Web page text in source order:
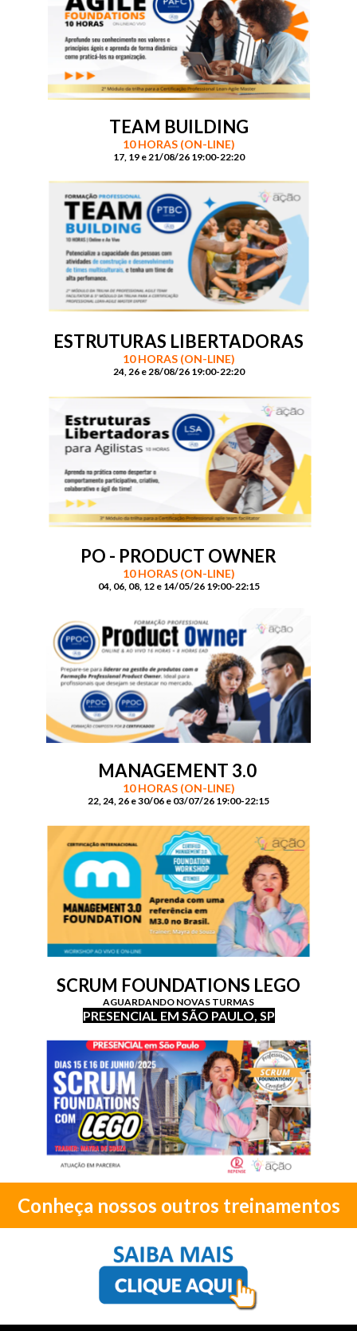
TEAM BUILDING
10 HORAS (ON-LINE)
17, 19 e 21/08/26 19:00-22:20
ESTRUTURAS LIBERTADORAS
10 HORAS (ON-LINE)
24, 26 e 28/08/26 19:00-22:20
PO - PRODUCT OWNER
10 HORAS (ON-LINE)
04, 06, 08, 12 e 14/05/26 19:00-22:15
MANAGEMENT 3.0
10 HORAS (ON-LINE)
22, 24, 26 e 30/06 e 03/07/26 19:00-22:15
SCRUM FOUNDATIONS LEGO
AGUARDANDO NOVAS TURMAS
PRESENCIAL EM SÃO PAULO, SP
Conheça nossos outros treinamentos